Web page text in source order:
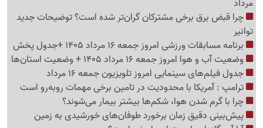
مرداد
چرا قبض برق برخی مشترکان گران‌تر شده است؟ توضیحات جدید
توانیر
برنامه مسابقات ورزشی امروز جمعه 16 مرداد 1405 +جدول پخش
وضعیت آب و هوا امروز جمعه 16 مرداد 1405 + وضعیت استان‌ها
جدول فیلم‌های سینمایی امروز تلویزیون جمعه 16 مرداد
ترامپ : آمریکا با محدودیت در تامین برخی مهمات روبه‌رو است
چرا با گرم شدن هوا، شکم‌ها بیشتر بیمار می‌شوند؟
پیش‌بینی دقیق زمان برخورد طوفان‌های خورشیدی به زمین